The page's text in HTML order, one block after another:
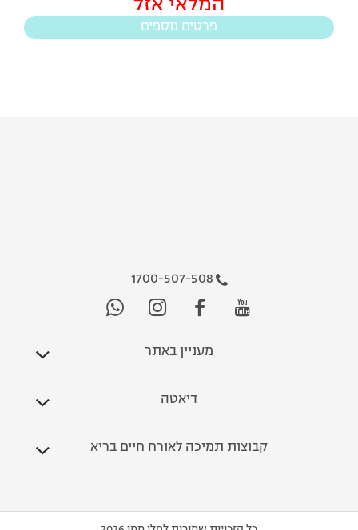
פרטים נוספים
1700-507-508
מעניין באתר
דיאטה
קבוצות תמיכה לאורח חיים בריא